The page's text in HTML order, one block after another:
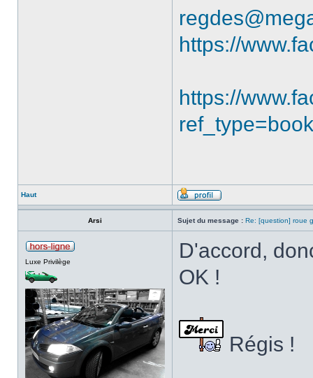
https://
https://
Haut
Arsi Sujet du message : Re: [question] roue
Luxe Privilège
D'accord,
OK !
Régis !